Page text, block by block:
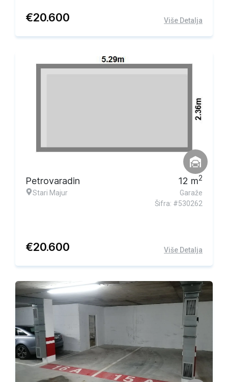
€20.600 Više Detalja
Petrovaradin
Stari Majur
12 m2
Garaže
Šifra: #530262
€20.600 Više Detalja